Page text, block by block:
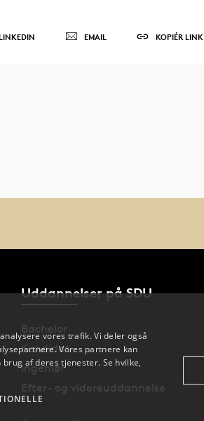
EMAIL KOPIÉR LINK
Uddannelser på SDU
Bachelor
Kandidat
Ingeniør
Efter- og videreuddannelse
vores trafik. Vi deler også
Vores partnere kan
af deres tjenester. Se hvilke,